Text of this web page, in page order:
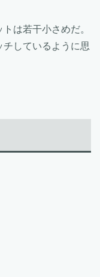
は若干小さめだ。
しているように思